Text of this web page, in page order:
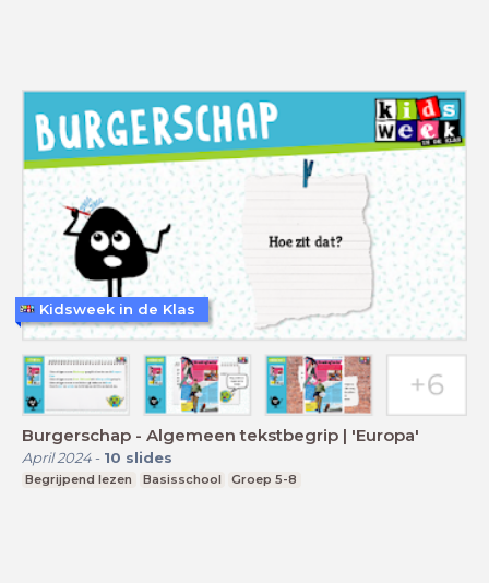
Burgerschap - Algemeen tekstbegrip | 'Europa'
April 2024- 10 slides
Begrijpend lezen Basisschool Groep 5-8
Kidsweek in de Klas